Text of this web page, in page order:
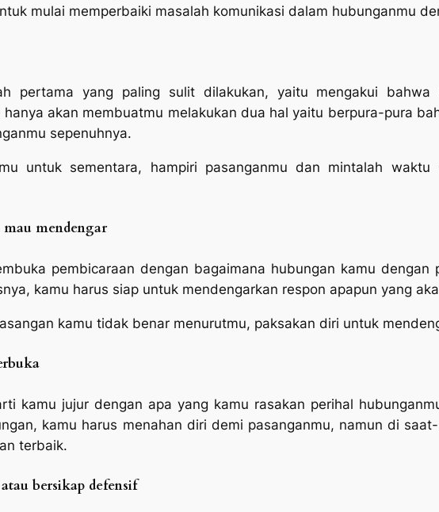
mulai memperbaiki masalah komunikasi dalam hubunganmu
pertama yang paling sulit dilakukan, yaitu mengakui
hanya akan membuatmu melakukan dua hal yaitu berpura-pura
sepenuhnya.
untuk sementara, hampiri pasanganmu dan mintalah waktu
mendengar
pembicaraan dengan bagaimana hubungan kamu dengan
kamu harus siap untuk mendengarkan respon apapun yang
kamu tidak benar menurutmu, paksakan diri untuk
kamu jujur dengan apa yang kamu rasakan perihal
kamu harus menahan diri demi pasanganmu, namun di
terbaik.
bersikap defensif